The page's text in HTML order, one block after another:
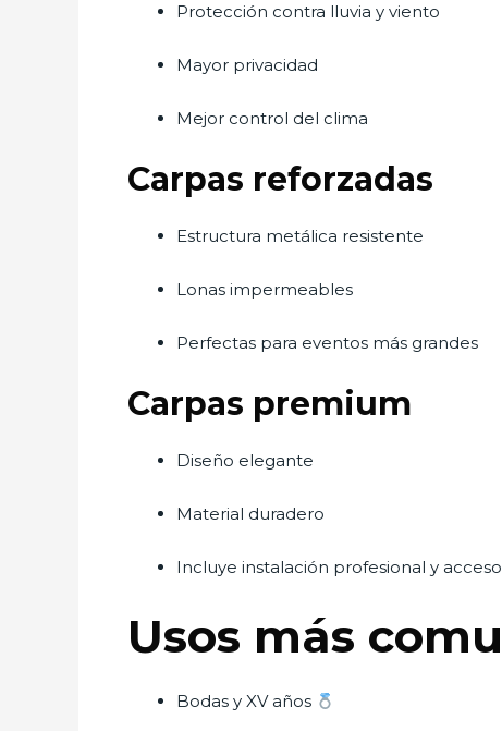
Protección contra lluvia y viento
Mayor privacidad
Mejor control del clima
Carpas reforzadas
Estructura metálica resistente
Lonas impermeables
Perfectas para eventos más grandes
Carpas premium
Diseño elegante
Material duradero
Incluye instalación profesional y
Usos más
Bodas y XV años